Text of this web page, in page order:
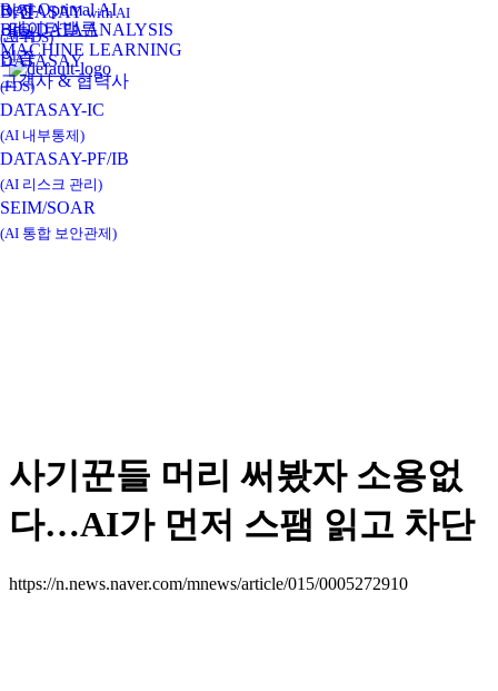
데이타밸류
비전
연혁
인증
고객사 & 협력사
DATASAYwith AI
(AI-FDS)
DATASAY
(FDS)
DATASAY-IC
(AI 내부통제)
DATASAY-PF/IB
(AI 리스크 관리)
SEIM/SOAR
(AI 통합 보안관제)
Real-Optimal AI
BIG DATA ANALYSIS
MACHINE LEARNING
사기꾼들 머리 써봤자 소용없
다…AI가 먼저 스팸 읽고 차단
https://n.news.naver.com/mnews/article/015/0005272910